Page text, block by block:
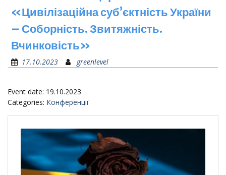
«Цивілізаційна суб’єктність України
– Соборність. Звитяжність.
Вчинковість»
17.10.2023 greenlevel
Event date: 19.10.2023
Categories: Конференції